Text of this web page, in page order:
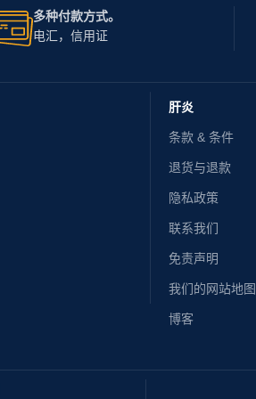
多种付款方式。
电汇，信用证
肝炎
条款 & 条件
退货与退款
隐私政策
联系我们
免责声明
我们的网站地图
博客